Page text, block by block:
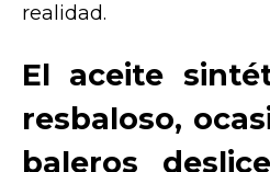
realidad.
El aceite
resbaloso,
baleros